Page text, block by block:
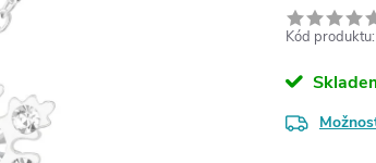
Kód produktu: